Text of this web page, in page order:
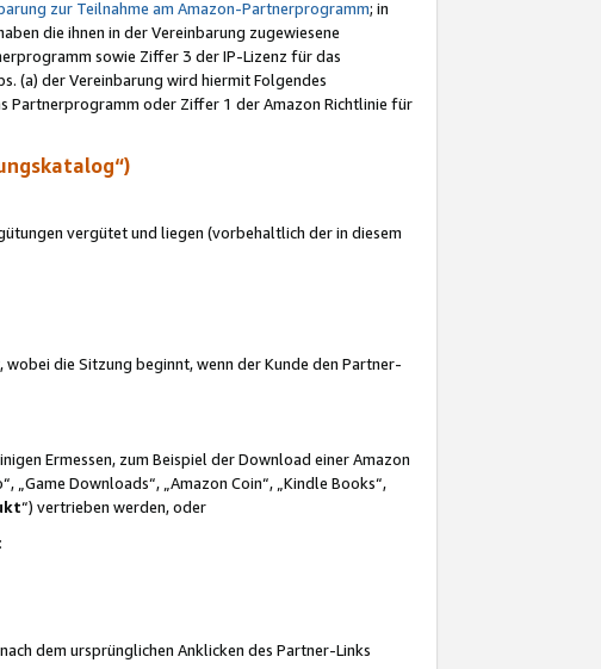
zur Teilnahme am Amazon-Partnerprogramm; in
die ihnen in der Vereinbarung zugewiesene
sowie Ziffer 3 der IP-Lizenz für das
(a) der Vereinbarung wird hiermit Folgendes
Partnerprogramm oder Ziffer 1 der Amazon Richtlinie für
vergütet und liegen (vorbehaltlich der in diesem
die Sitzung beginnt, wenn der Kunde den Partner-
Ermessen, zum Beispiel der Download einer Amazon
„Game Downloads“, „Amazon Coin“, „Kindle Books“,
“) vertrieben werden, oder
dem ursprünglichen Anklicken des Partner-Links